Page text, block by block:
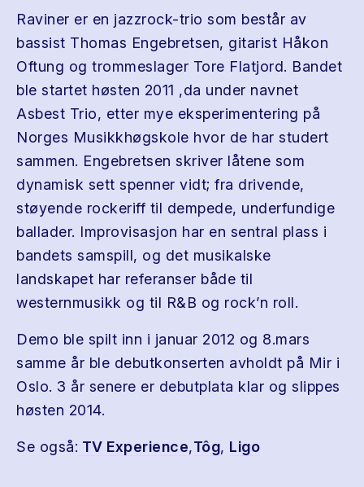
Raviner er en jazzrock-trio som består av
bassist Thomas Engebretsen, gitarist Håkon
Oftung og trommeslager Tore Flatjord. Bandet
ble startet høsten 2011 ,da under navnet
Asbest Trio, etter mye eksperimentering på
Norges Musikkhøgskole hvor de har studert
sammen. Engebretsen skriver låtene som
dynamisk sett spenner vidt; fra drivende,
støyende rockeriff til dempede, underfundige
ballader. Improvisasjon har en sentral plass i
bandets samspill, og det musikalske
landskapet har referanser både til
westernmusikk og til R&B og rock’n roll.
Demo ble spilt inn i januar 2012 og 8.mars
samme år ble debutkonserten avholdt på Mir i
Oslo. 3 år senere er debutplata klar og slippes
høsten 2014.
Se også: TV Experience,Tôg, Ligo